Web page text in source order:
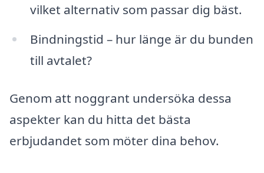
vilket alternativ som passar dig bäst.
Bindningstid – hur länge är du bunden
till avtalet?
Genom att noggrant undersöka dessa
aspekter kan du hitta det bästa
erbjudandet som möter dina behov.